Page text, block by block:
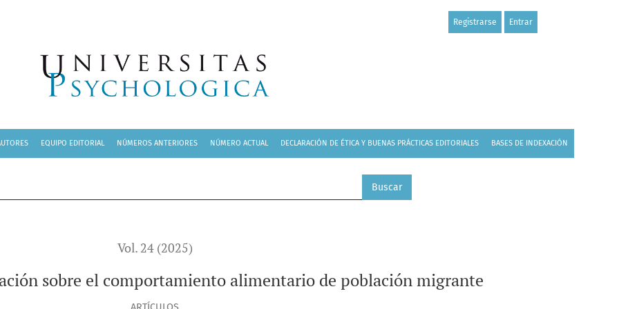
alimentario de población migrante
EQUIPO EDITORIAL NÚMEROS ANTERIORES NÚMERO ACTUAL DECLARACIÓN DE ÉTICA Y BUENAS PRÁCTICAS EDITORIALES BASES DE INDEXACIÓN
Registrarse Entrar
Buscar
Vol. 24 (2025)
sobre el comportamiento alimentario de población migrante